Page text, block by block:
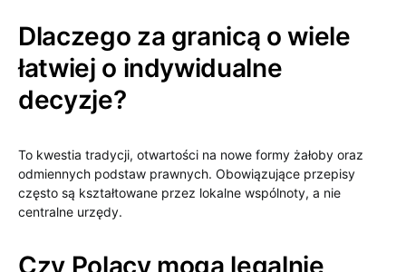
Dlaczego za granicą o wiele
łatwiej o indywidualne
decyzje?
To kwestia tradycji, otwartości na nowe formy żałoby oraz
odmiennych podstaw prawnych. Obowiązujące przepisy
często są kształtowane przez lokalne wspólnoty, a nie
centralne urzędy.
Czy Polacy mogą legalnie